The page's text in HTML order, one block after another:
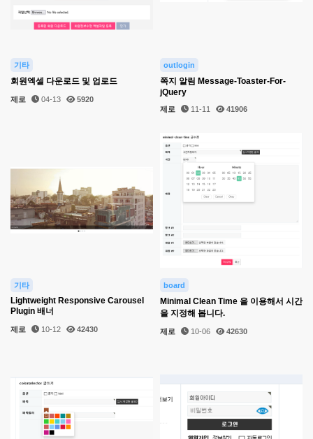
기타
회원엑셀 다운로드 및 업로드
제로 04-13 5920
outlogin
쪽지 알림 Message-Toaster-For-
jQuery
제로 11-11 41906
기타
Lightweight Responsive Carousel
Plugin 배너
제로 10-12 42430
board
Minimal Clean Time 을 이용해서 시간
을 지정해 봅니다.
제로 10-06 42630